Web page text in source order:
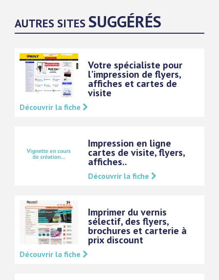
AUTRES SITES SUGGÉRÉS
Votre spécialiste pour
l'impression de flyers,
affiches et cartes de
visite
Découvrir la fiche
Impression en ligne
cartes de visite, flyers,
affiches..
Découvrir la fiche
Imprimer du vernis
sélectif, des flyers,
brochures et carterie à
prix discount
Découvrir la fiche